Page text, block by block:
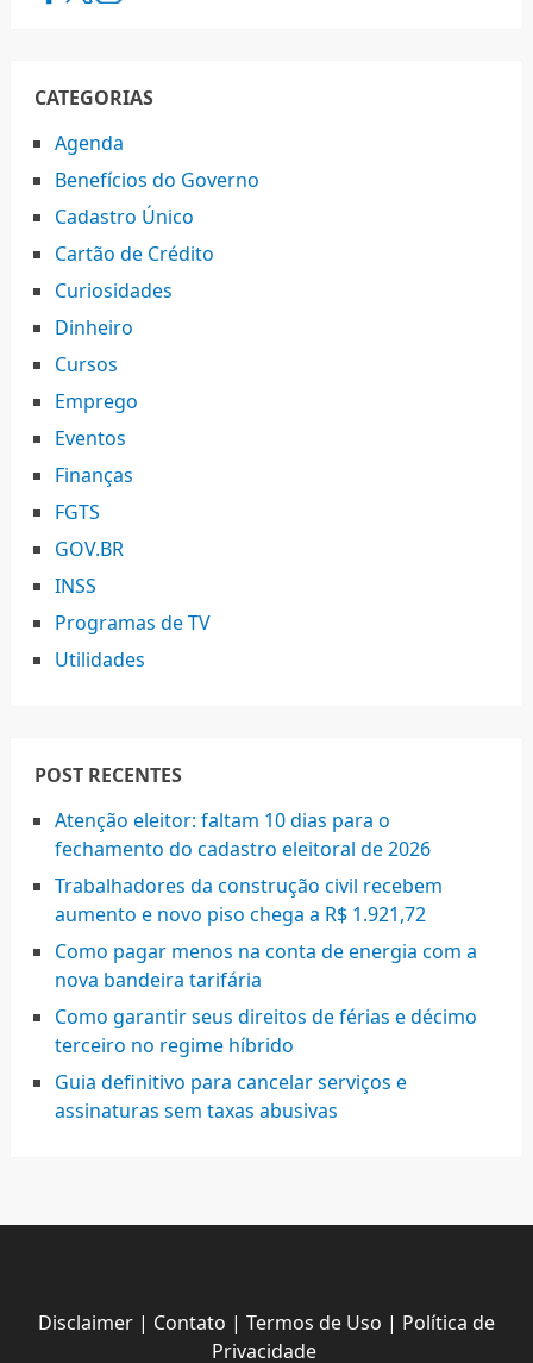
CATEGORIAS
Agenda
Benefícios do Governo
Cadastro Único
Cartão de Crédito
Curiosidades
Dinheiro
Cursos
Emprego
Eventos
Finanças
FGTS
GOV.BR
INSS
Programas de TV
Utilidades
POST RECENTES
Atenção eleitor: faltam 10 dias para o
fechamento do cadastro eleitoral de 2026
Trabalhadores da construção civil recebem
aumento e novo piso chega a R$ 1.921,72
Como pagar menos na conta de energia com a
nova bandeira tarifária
Como garantir seus direitos de férias e décimo
terceiro no regime híbrido
Guia definitivo para cancelar serviços e
assinaturas sem taxas abusivas
Disclaimer| Contato | Termos de Uso | Política de
Privacidade